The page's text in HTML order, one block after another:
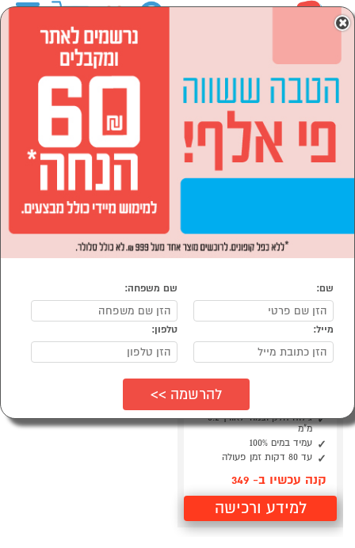
מכשירי טיפוח
מכשירים להסרת שיער
מכשירים להסרת שיער Philips
נמצאו 1 מוצרי מכשירים להסרת שיער של מוצרי Philips
מיון: הפופולרים ביותר
סמן להשוואה
גילוח חלק וצמוד לאורך 0.2
מ"מ
עמיד במים 100%
עד 80 דקות זמן פעולה
קנה עכשיו ב- 349
למידע ורכישה
×
שם: שם משפחה:
מייל: טלפון: